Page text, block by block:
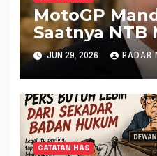
MotoGP
Saatnya NTB
Dampak
Berkualitas
JUN 29, 2026 RADAR
CATATAN HAS